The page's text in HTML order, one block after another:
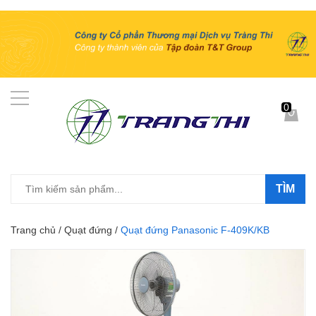
TÌM
0
Trang chủ / Quạt đứng / Quạt đứng Panasonic F-409K/KB